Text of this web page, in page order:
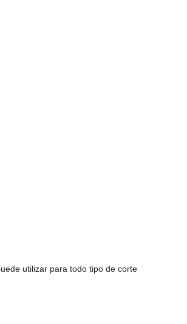
utilizar para todo tipo de corte